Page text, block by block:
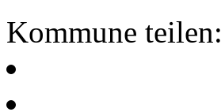
Kommune teilen: